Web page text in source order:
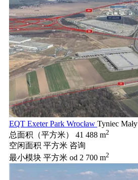
EQT Exeter Park Wrocław Tyniec Mały
总面积（平方米）
41 488 m2
空闲面积 平方米 咨询
最小模块 平方米 od 2 700 m2